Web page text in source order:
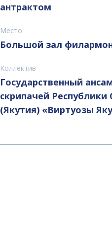
антрактом
Место
Большой зал
Коллектив
Государственный
скрипачей Республики
(Якутия) «Виртуозы